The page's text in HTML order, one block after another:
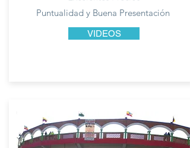
Puntualidad y Buena Presentación
VIDEOS